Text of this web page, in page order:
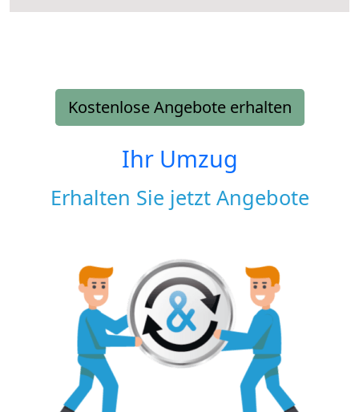
Kostenlose Angebote erhalten
Ihr Umzug
Erhalten Sie jetzt Angebote